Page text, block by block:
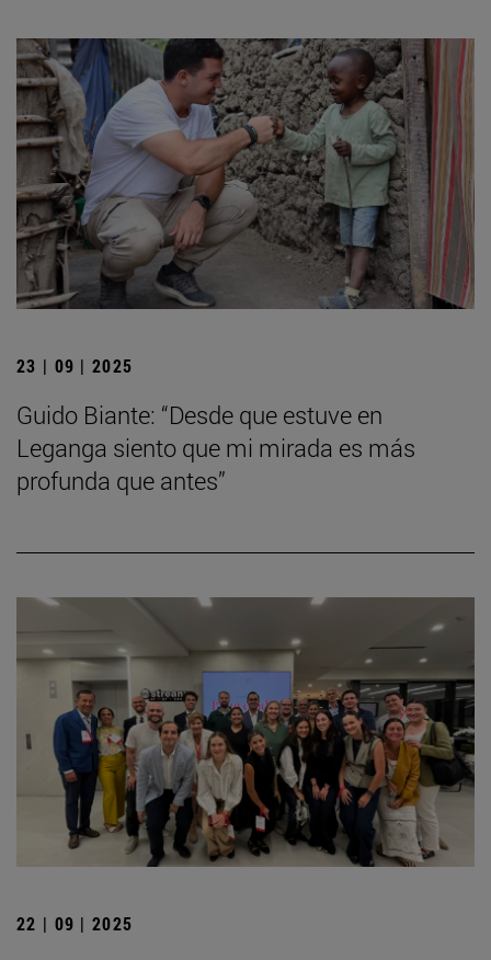
23 | 09 | 2025
Guido Biante: “Desde que estuve en
Leganga siento que mi mirada es más
profunda que antes”
22 | 09 | 2025